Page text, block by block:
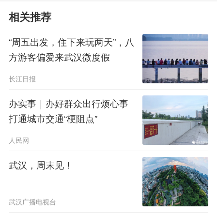
济的持续投入决心。
一张网，让数据真正”动”起来
数据喊了很多年，真正流通起来却
一直是难题。武汉数据集团正在做
相关推荐
“周五出发，住下来玩两天”，八
方游客偏爱来武汉微度假
长江日报
办实事｜办好群众出行烦心事
打通城市交通“梗阻点”
人民网
武汉，周末见！
武汉广播电视台